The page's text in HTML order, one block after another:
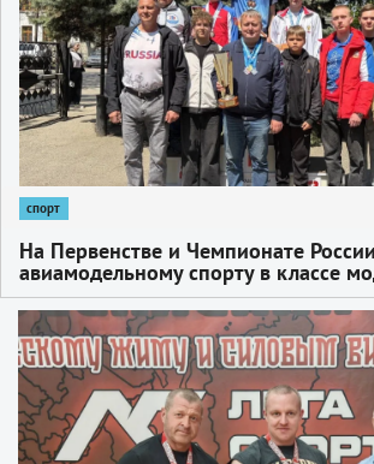
спорт
На Первенстве и Чемпионате
авиамодельному спорту в классе
прошедших в Нальчике с 22 по 30
команда Центра «Юность»
успеха, завоевав титул
1